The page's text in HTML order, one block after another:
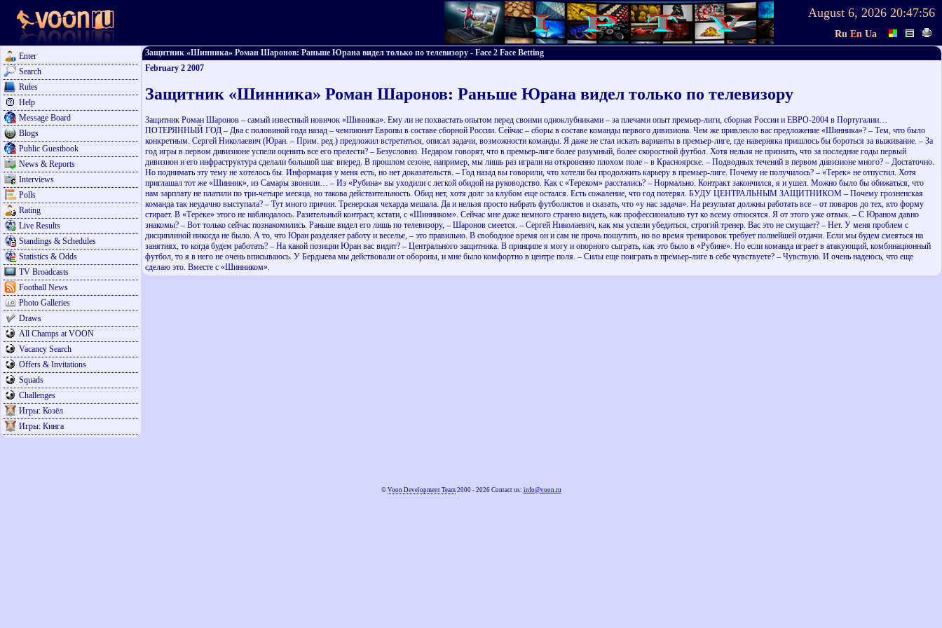
August 6, 2026 20:47:56
Ru En Ua
Enter
Search
Rules
Help
Message Board
Blogs
Public Guestbook
News & Reports
Interviews
Polls
Rating
Live Results
Standings & Schedules
Statistics & Odds
TV Broadcasts
Football News
Photo Galleries
Draws
All Champs at VOON
Vacancy Search
Offers & Invitations
Squads
Challenges
Игры: Козёл
Игры: Кинга
Защитник «Шинника» Роман Шаронов: Раньше Юрана видел только по телевизору - Face 2 Face Betting
February 2 2007
Защитник «Шинника» Роман Шаронов: Раньше Юрана видел только по телевизору
Защитник Роман Шаронов – самый известный новичок «Шинника». Ему ли не похвастать опытом перед своими одноклубниками – за плечами опыт премьер-лиги, сборная России и ЕВРО-2004 в Португалии…
ПОТЕРЯННЫЙ ГОД – Два с половиной года назад – чемпионат Европы в составе сборной России. Сейчас – сборы в составе команды первого дивизиона. Чем же привлекло вас предложение «Шинника»? – Тем, что было
конкретным. Сергей Николаевич (Юран. – Прим. ред.) предложил встретиться, описал задачи, возможности команды. Я даже не стал искать варианты в премьер-лиге, где наверняка пришлось бы бороться за выживание. – За
год игры в первом дивизионе успели оценить все его прелести? – Безусловно. Недаром говорят, что в премьер-лиге более разумный, более скоростной футбол. Хотя нельзя не признать, что за последние годы первый
дивизион и его инфраструктура сделали большой шаг вперед. В прошлом сезоне, например, мы лишь раз играли на откровенно плохом поле – в Красноярске. – Подводных течений в первом дивизионе много? – Достаточно.
Но поднимать эту тему не хотелось бы. Информация у меня есть, но нет доказательств. – Год назад вы говорили, что хотели бы продолжить карьеру в премьер-лиге. Почему не получилось? – «Терек» не отпустил. Хотя
приглашал тот же «Шинник», из Самары звонили… – Из «Рубина» вы уходили с легкой обидой на руководство. Как с «Тереком» расстались? – Нормально. Контракт закончился, я и ушел. Можно было бы обижаться, что
нам зарплату не платили по три-четыре месяца, но такова действительность. Обид нет, хотя долг за клубом еще остался. Есть сожаление, что год потерял. БУДУ ЦЕНТРАЛЬНЫМ ЗАЩИТНИКОМ – Почему грозненская
команда так неудачно выступала? – Тут много причин. Тренерская чехарда мешала. Да и нельзя просто набрать футболистов и сказать, что «у нас задача». На результат должны работать все – от поваров до тех, кто форму
стирает. В «Тереке» этого не наблюдалось. Разительный контраcт, кстати, с «Шинником». Сейчас мне даже немного странно видеть, как профессионально тут ко всему относятся. Я от этого уже отвык. – С Юраном давно
знакомы? – Вот только сейчас познакомились. Раньше видел его лишь по телевизору, – Шаронов смеется. – Сергей Николаевич, как мы успели убедиться, строгий тренер. Вас это не смущает? – Нет. У меня проблем с
дисциплиной никогда не было. А то, что Юран разделяет работу и веселье, – это правильно. В свободное время он и сам не прочь пошутить, но во время тренировок требует полнейшей отдачи. Если мы будем смеяться на
занятиях, то когда будем работать? – На какой позиции Юран вас видит? – Центрального защитника. В принципе я могу и опорного сыграть, как это было в «Рубине». Но если команда играет в атакующий, комбинационный
футбол, то я в него не очень вписываюсь. У Бердыева мы действовали от обороны, и мне было комфортно в центре поля. – Силы еще поиграть в премьер-лиге в себе чувствуете? – Чувствую. И очень надеюсь, что еще
сделаю это. Вместе с «Шинником».
© Voon Development Team2000 - 2026 Contact us: info@voon.ru